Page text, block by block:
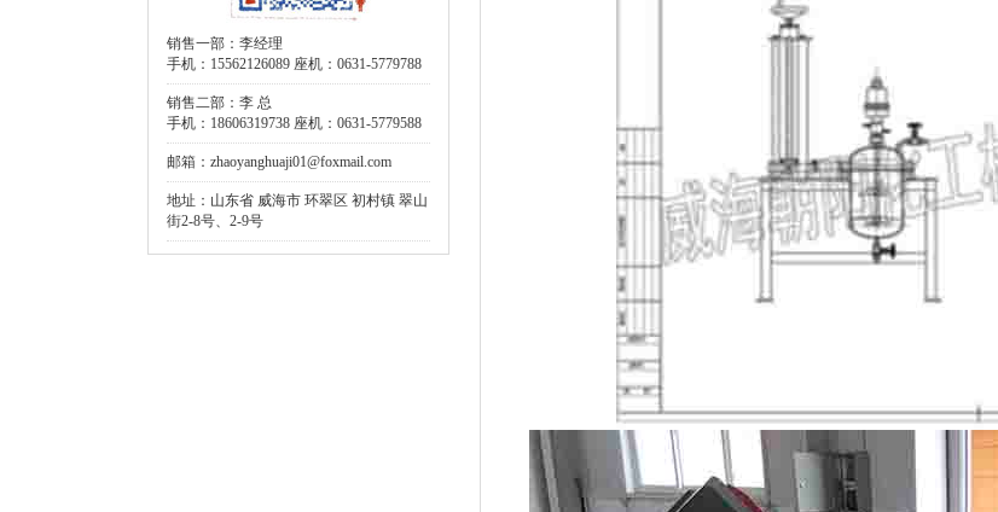
销售一部：李经理
手机：15562126089 座机：0631-5779788
销售二部：李 总
手机：18606319738 座机：0631-5779588
邮箱：zhaoyanghuaji01@foxmail.com
地址：山东省 威海市 环翠区 初村镇 翠山
街2-8号、2-9号